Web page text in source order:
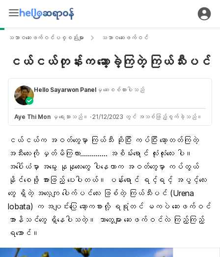
သဘာဝဆေးဖက်ဝင်ပစ္စည်းများ သဘာဝဆေးဖက်ဝင်
ငယ်ငယ်တုန်းက ဆော့ခဲ့ကြတဲ့ ကြယ်သီးပင်
Hello Sayarwon Panelမှ ဆေးစစ်ထားပါသည်
Aye Thi Monမှ ရေးသားသည်။ ·21/12/2023 တွင် အသစ်ဖြည့်စွက်ခဲ့သည်။
ငယ်ငယ်က အဝတ်တွေမှာ ကြယ်သီး ဆိုပြီး ကပ်ပြီး ဆော့တတ်ကြတဲ့
အသီးလေးကို မှတ်မိကြလား………….. အစိမ်းရောင် လုံးလုံးလေး ပါ။
အပေါ်ယံမှာ အမွေး နုနုလေးတွေ ပါနေတာက အဝတ်တွေမှာ ကပ်တွယ်
နိုင်စေဖို့ အားဖြည့် ပေးပါတယ်။ ပန်းရောင် ရင့်ရင့် အပွင့်လေး
တွေ ရှိတဲ့ အလေ့ကျ ပေါက်ပင်လေး ဖြစ်တဲ့ ကြယ်သီးပင် (Urena
lobata) က အပျင်းပြေ ဆော့ကစားလို့ ရရုံတင် မကပဲ ဆေးဖက်ဝင်
အာနိသင်တွေ ရှိနေပါသတဲ့။ ဘာတွေများ ဆေးဖက်ဝင်လဲ ကြည့်ကြည့်
ရအောင်။